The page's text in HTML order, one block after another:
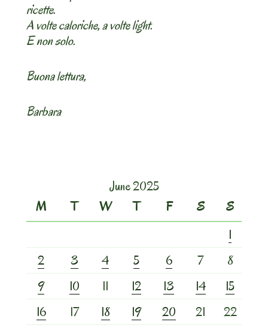
ricette.
A volte caloriche, a volte light.
E non solo.
Buona lettura,
Barbara
June 2025
M
T W T F S
S
1
2
3 4 5 6 7
8
9
10 11 12 13 14
15
16
17 18 19 20 21
22